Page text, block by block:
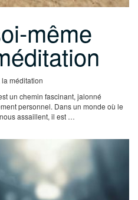
même
méditation
un chemin fascinant, jalonné
personnel. Dans un monde où le
assaillent, il est …